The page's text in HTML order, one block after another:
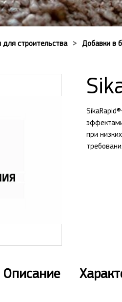
для строительства Добавки в
при
Описание